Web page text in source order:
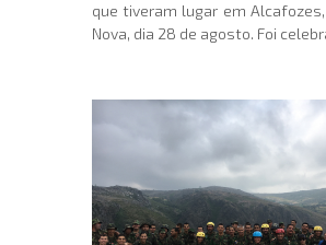
que tiveram lugar em
Nova, dia 28 de agosto. Foi